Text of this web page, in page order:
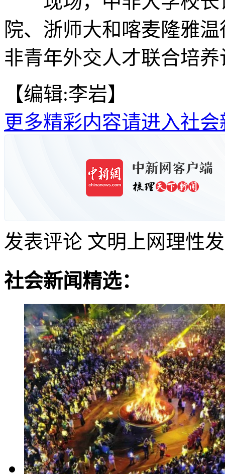
院、浙师大和喀麦隆雅
非青年外交人才联合培
【编辑:李岩】
更多精彩内容请进入社会
发表评论 文明上网理性
社会新闻精选：